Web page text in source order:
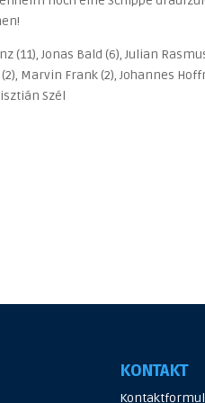
(11), Jonas Bald (6), Julian
Marvin Frank (2), Johannes
Szél
KONTAKT